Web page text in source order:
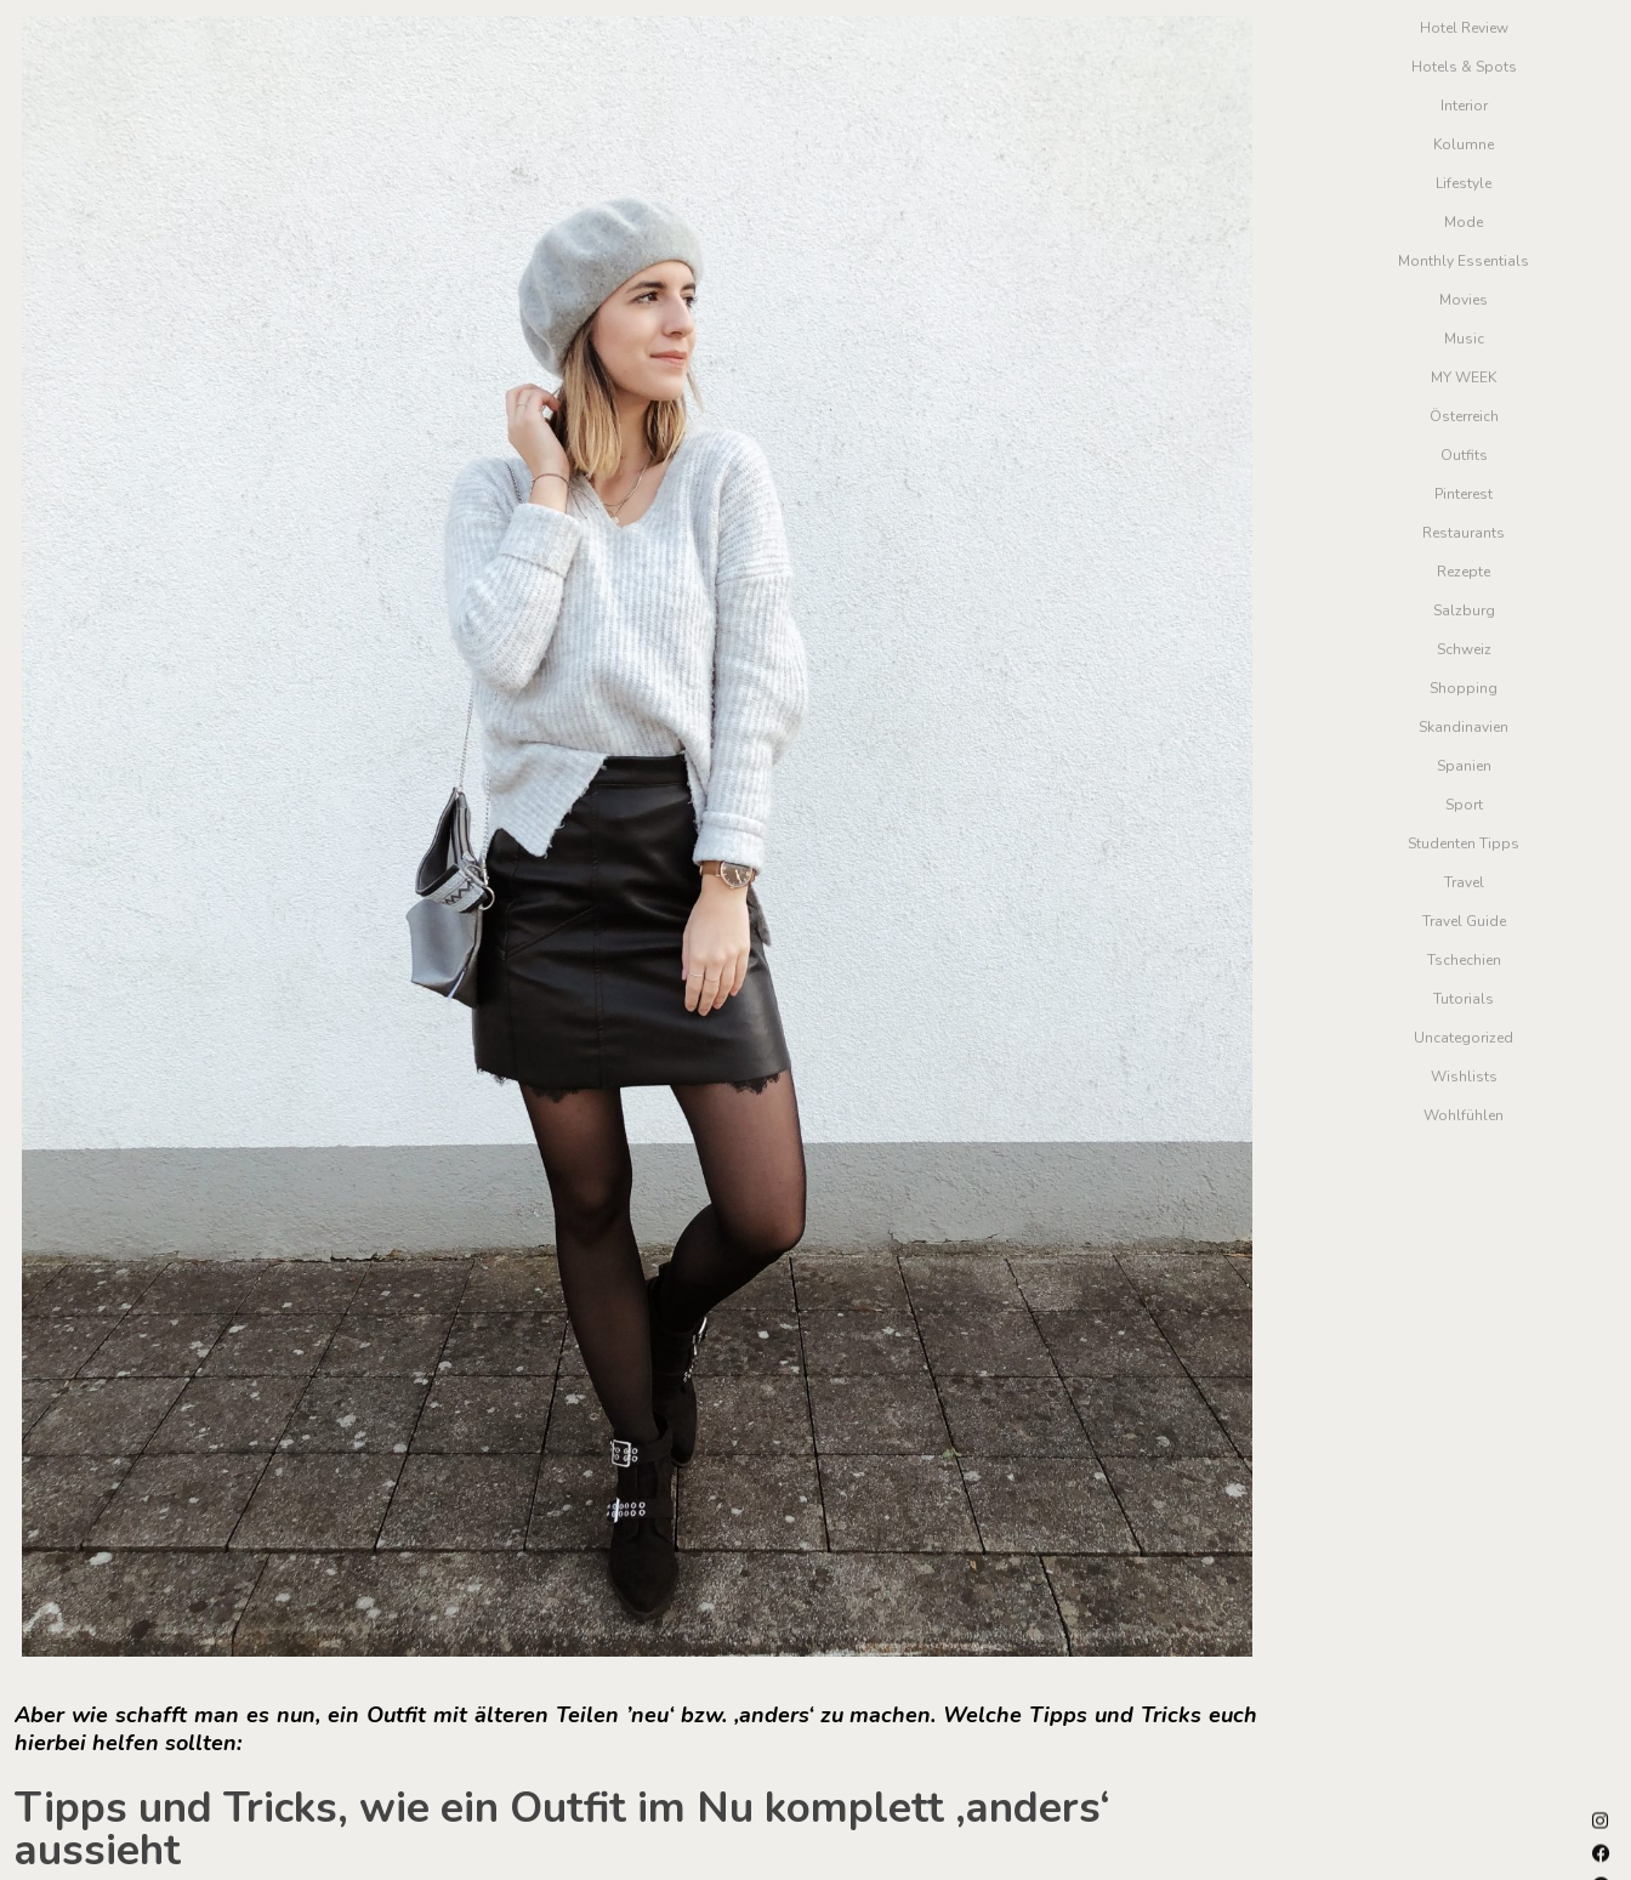
Aber wie schafft man es nun, ein Outfit mit älteren Teilen ’neu‘ bzw. ‚anders‘ zu machen. Welche Tipps und Tricks euch
hierbei helfen sollten:
Tipps und Tricks, wie ein Outfit im Nu komplett ‚anders‘
aussieht
Hotel Review
Hotels & Spots
Interior
Kolumne
Lifestyle
Mode
Monthly Essentials
Movies
Music
MY WEEK
Österreich
Outfits
Pinterest
Restaurants
Rezepte
Salzburg
Schweiz
Shopping
Skandinavien
Spanien
Sport
Studenten Tipps
Travel
Travel Guide
Tschechien
Tutorials
Uncategorized
Wishlists
Wohlfühlen